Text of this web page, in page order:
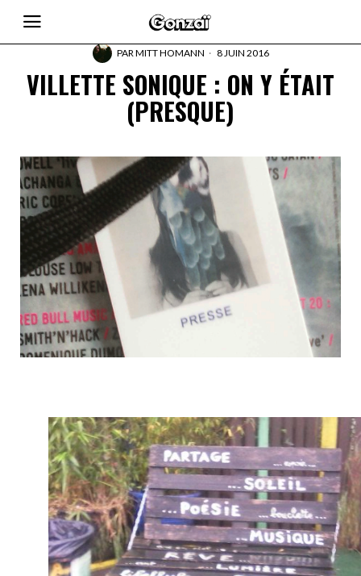
PARMITT HOMANN 8 JUIN 2016
VILLETTE SONIQUE : ON Y ÉTAIT
(PRESQUE)